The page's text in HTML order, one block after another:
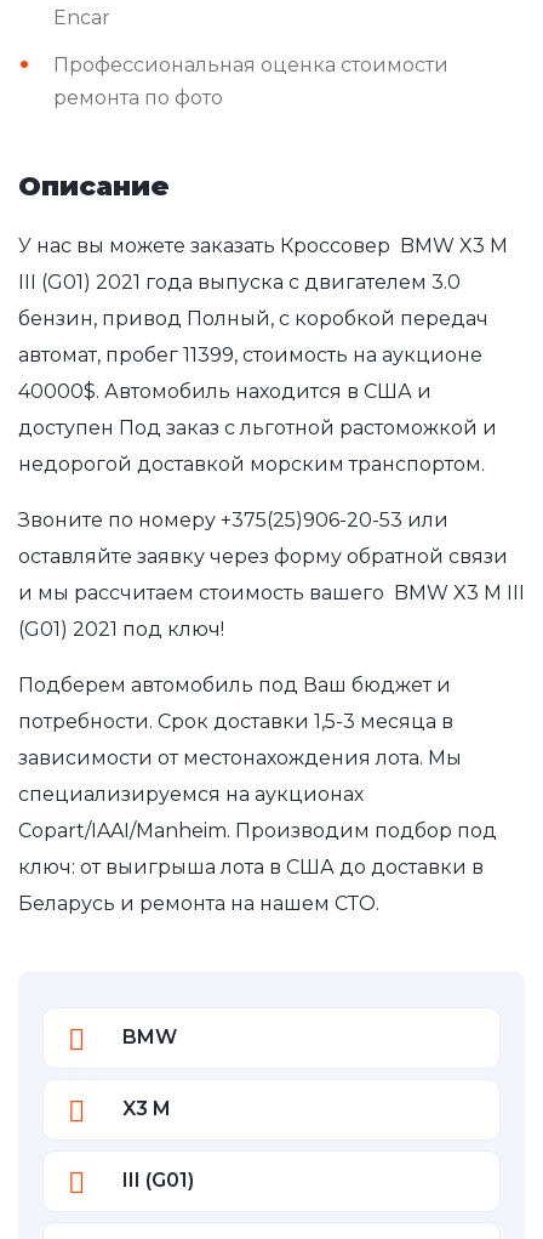
Encar
Профессиональная оценка стоимости
ремонта по фото
Описание
У нас вы можете заказать Кроссовер BMW X3 M
III (G01) 2021 года выпуска с двигателем 3.0
бензин, привод Полный, с коробкой передач
автомат, пробег 11399, стоимость на аукционе
40000$. Автомобиль находится в США и
доступен Под заказ с льготной растоможкой и
недорогой доставкой морским транспортом.
Звоните по номеру +375(25)906-20-53 или
оставляйте заявку через форму обратной связи
и мы рассчитаем стоимость вашего BMW X3 M III
(G01) 2021 под ключ!
Подберем автомобиль под Ваш бюджет и
потребности. Срок доставки 1,5-3 месяца в
зависимости от местонахождения лота. Мы
специализируемся на аукционах
Copart/IAAI/Manheim. Производим подбор под
ключ: от выигрыша лота в США до доставки в
Беларусь и ремонта на нашем СТО.
BMW
X3 M
III (G01)